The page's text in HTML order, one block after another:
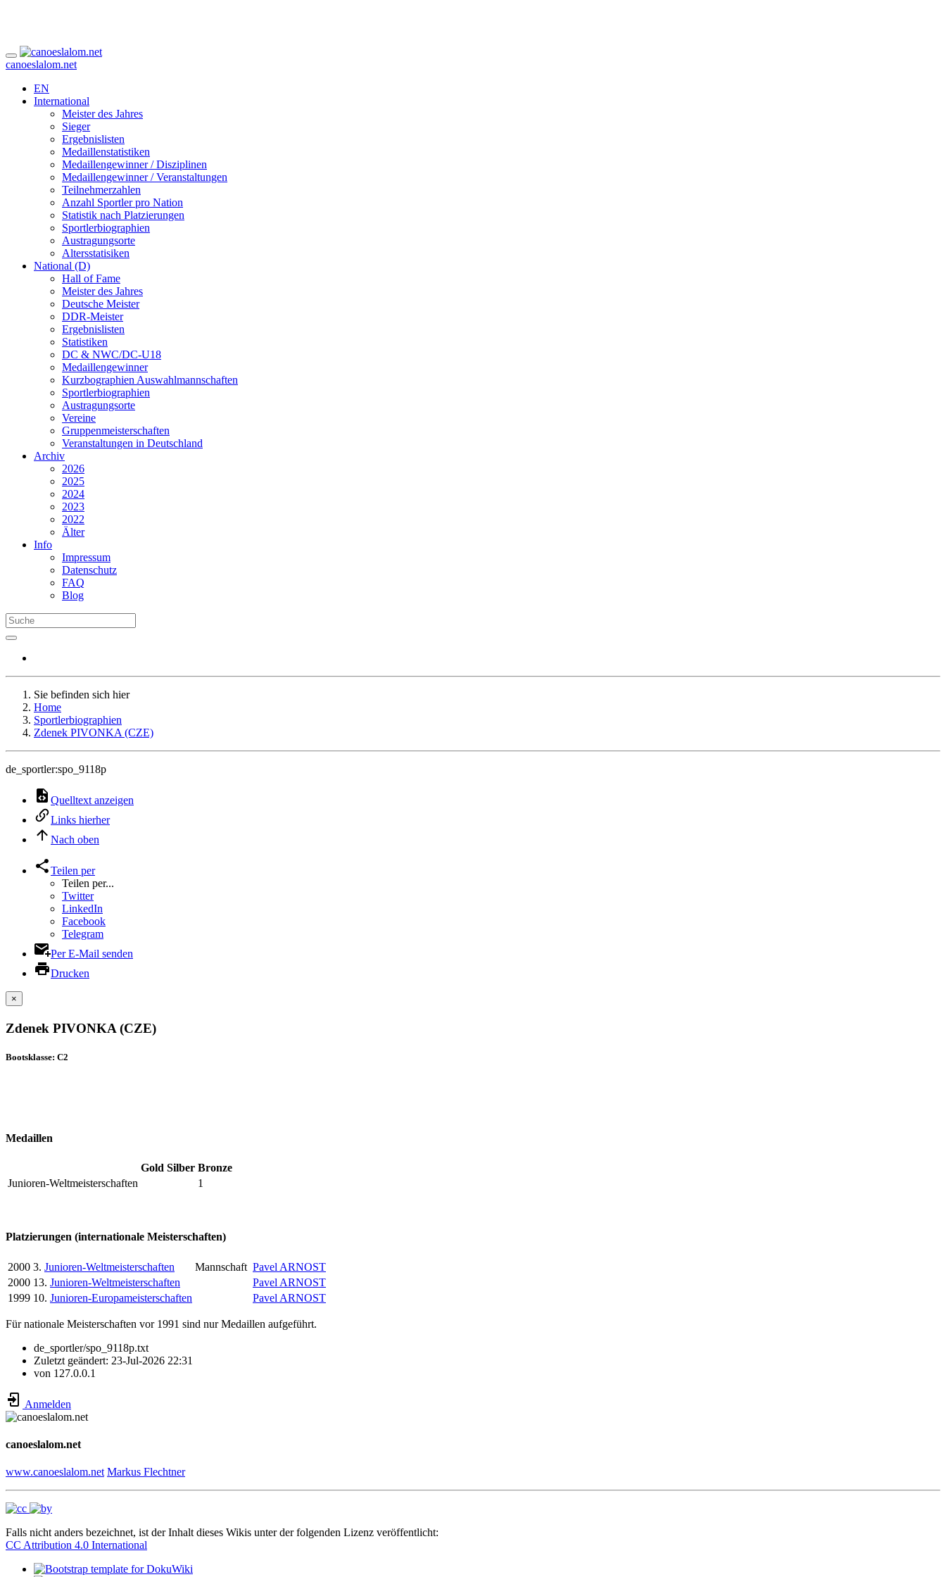
canoeslalom.net
EN
International
Meister des Jahres
Sieger
Ergebnislisten
Medaillenstatistiken
Medaillengewinner / Disziplinen
Medaillengewinner / Veranstaltungen
Teilnehmerzahlen
Anzahl Sportler pro Nation
Statistik nach Platzierungen
Sportlerbiographien
Austragungsorte
Altersstatisiken
National (D)
Hall of Fame
Meister des Jahres
Deutsche Meister
DDR-Meister
Ergebnislisten
Statistiken
DC & NWC/DC-U18
Medaillengewinner
Kurzbographien Auswahlmannschaften
Sportlerbiographien
Austragungsorte
Vereine
Gruppenmeisterschaften
Veranstaltungen in Deutschland
Archiv
2026
2025
2024
2023
2022
Älter
Info
Impressum
Datenschutz
FAQ
Blog
Sie befinden sich hier
Home
Sportlerbiographien
Zdenek PIVONKA (CZE)
de_sportler:spo_9118p
Quelltext anzeigen
Links hierher
Nach oben
Teilen per
Teilen per...
Twitter
LinkedIn
Facebook
Telegram
Per E-Mail senden
Drucken
×
Zdenek PIVONKA (CZE)
Bootsklasse: C2
Medaillen
Gold Silber Bronze
Junioren-Weltmeisterschaften
1
Platzierungen (internationale Meisterschaften)
2000 3. Junioren-Weltmeisterschaften Mannschaft Pavel ARNOST
2000 13. Junioren-Weltmeisterschaften
Pavel ARNOST
1999 10. Junioren-Europameisterschaften Pavel ARNOST
Für nationale Meisterschaften vor 1991 sind nur Medaillen aufgeführt.
de_sportler/spo_9118p.txt
Zuletzt geändert: 23-Jul-2026 22:31
von 127.0.0.1
Anmelden
canoeslalom.net
www.canoeslalom.net Markus Flechtner
Falls nicht anders bezeichnet, ist der Inhalt dieses Wikis unter der folgenden Lizenz veröffentlicht:
CC Attribution 4.0 International